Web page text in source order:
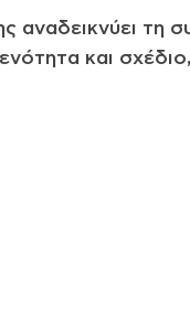
αναδεικνύει τη
και